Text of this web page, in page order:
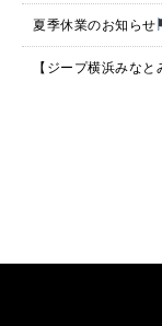
夏季休業のお知らせ
【ジープ横浜みな